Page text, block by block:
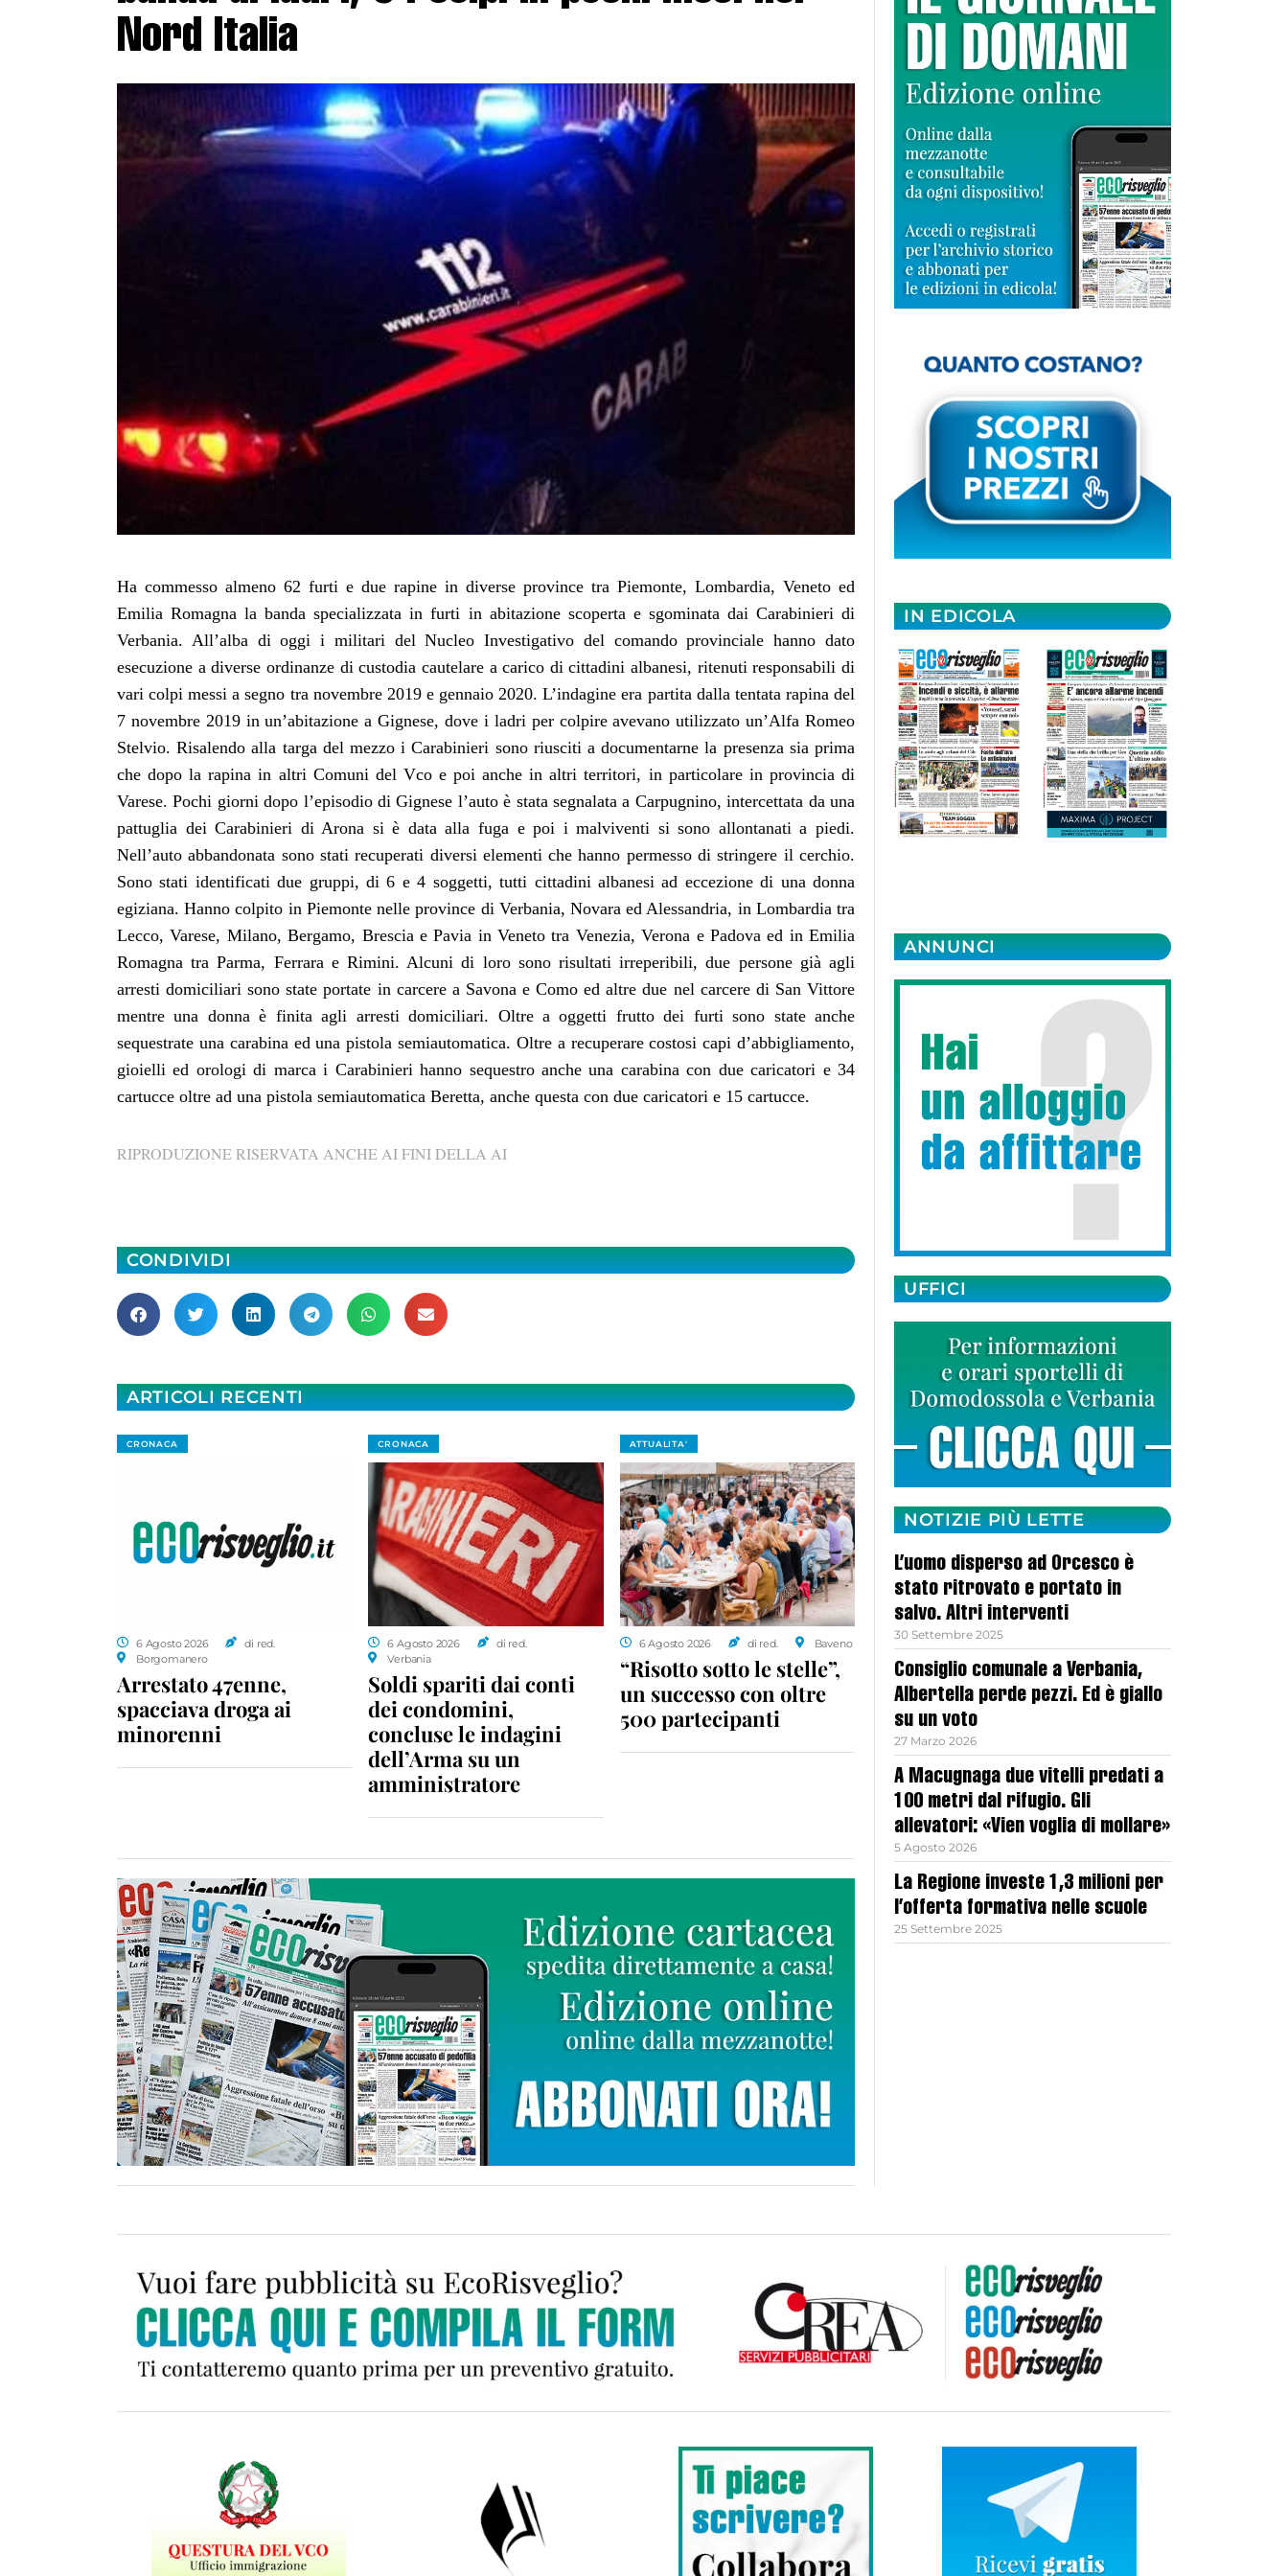
Nord Italia
Ha commesso almeno 62 furti e due rapine in diverse province tra Piemonte, Lombardia, Veneto ed
Emilia Romagna la banda specializzata in furti in abitazione scoperta e sgominata dai Carabinieri di
Verbania. All’alba di oggi i militari del Nucleo Investigativo del comando provinciale hanno dato
esecuzione a diverse ordinanze di custodia cautelare a carico di cittadini albanesi, ritenuti responsabili di
vari colpi messi a segno tra novembre 2019 e gennaio 2020. L’indagine era partita dalla tentata rapina del
7 novembre 2019 in un’abitazione a Gignese, dove i ladri per colpire avevano utilizzato un’Alfa Romeo
Stelvio. Risalendo alla targa del mezzo i Carabinieri sono riusciti a documentarne la presenza sia prima
che dopo la rapina in altri Comuni del Vco e poi anche in altri territori, in particolare in provincia di
Varese. Pochi giorni dopo l’episodio di Gignese l’auto è stata segnalata a Carpugnino, intercettata da una
pattuglia dei Carabinieri di Arona si è data alla fuga e poi i malviventi si sono allontanati a piedi.
Nell’auto abbandonata sono stati recuperati diversi elementi che hanno permesso di stringere il cerchio.
Sono stati identificati due gruppi, di 6 e 4 soggetti, tutti cittadini albanesi ad eccezione di una donna
egiziana. Hanno colpito in Piemonte nelle province di Verbania, Novara ed Alessandria, in Lombardia tra
Lecco, Varese, Milano, Bergamo, Brescia e Pavia in Veneto tra Venezia, Verona e Padova ed in Emilia
Romagna tra Parma, Ferrara e Rimini. Alcuni di loro sono risultati irreperibili, due persone già agli
arresti domiciliari sono state portate in carcere a Savona e Como ed altre due nel carcere di San Vittore
mentre una donna è finita agli arresti domiciliari. Oltre a oggetti frutto dei furti sono state anche
sequestrate una carabina ed una pistola semiautomatica. Oltre a recuperare costosi capi d’abbigliamento,
gioielli ed orologi di marca i Carabinieri hanno sequestro anche una carabina con due caricatori e 34
cartucce oltre ad una pistola semiautomatica Beretta, anche questa con due caricatori e 15 cartucce.
RIPRODUZIONE RISERVATA ANCHE AI FINI DELLA AI
CONDIVIDI
ARTICOLI RECENTI
CRONACA
6 Agosto 2026
di red.
Borgomanero
Arrestato 47enne,
spacciava droga ai
minorenni
CRONACA
6 Agosto 2026
di red.
Verbania
Soldi spariti dai conti
dei condomini,
concluse le indagini
dell’Arma su un
amministratore
ATTUALITA'
6 Agosto 2026 di red. Baveno
“Risotto sotto le stelle”,
un successo con oltre
500 partecipanti
IN EDICOLA
ANNUNCI
UFFICI
NOTIZIE PIÙ LETTE
L’uomo disperso ad Orcesco è
stato ritrovato e portato in
salvo. Altri interventi
30 Settembre 2025
Consiglio comunale a Verbania,
Albertella perde pezzi. Ed è giallo
su un voto
27 Marzo 2026
A Macugnaga due vitelli predati a
100 metri dal rifugio. Gli
allevatori: «Vien voglia di mollare»
5 Agosto 2026
La Regione investe 1,3 milioni per
l’offerta formativa nelle scuole
25 Settembre 2025